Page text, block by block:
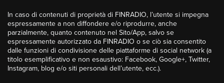
In caso di contenuti di proprietà di FINRADIO, l’utente si impegna
espressamente a non diffondere e/o riprodurre, anche
parzialmente, quanto contenuto nel Sito/App, salvo se
espressamente autorizzato da FINRADIO o se ciò sia consentito
dalle funzioni di condivisione delle piattaforme di social network (a
titolo esemplificativo e non esaustivo: Facebook, Google+, Twitter,
Instagram, blog e/o siti personali dell’utente, ecc.).